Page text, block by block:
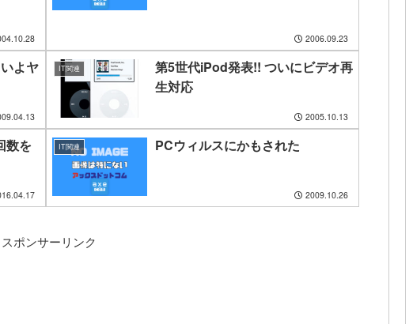
2006.09.23
よヤ
IT関連
第5世代iPod発表!! ついにビデオ再
生対応
2005.10.13
数を
IT関連 PCウィルスにかもされた
2009.10.26
スポンサーリンク